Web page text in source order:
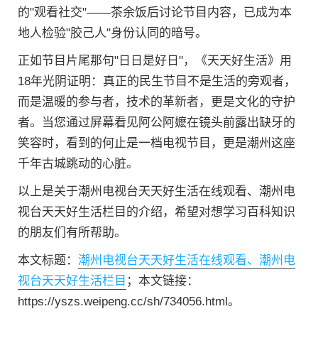
的"观看社交"——茶余饭后讨论节目内容，已成为本
地人检验"胶己人"身份认同的暗号。
正如节目片尾那句"日日是好日"，《天天好生活》用
18年光阴证明：真正的民生节目不是生活的旁观者，
而是温暖的参与者，技术的革新者，更是文化的守护
者。当您通过屏幕看见阿公阿嬷在镜头前露出缺牙的
笑容时，看到的何止是一档电视节目，更是潮州这座
千年古城跳动的心脏。
以上是关于潮州电视台天天好生活在线观看、潮州电
视台天天好生活栏目的介绍，希望对想学习百科知识
的朋友们有所帮助。
本文标题： 潮州电视台天天好生活在线观看、潮州电
视台天天好生活栏目 ；本文链接：
https://yszs.weipeng.cc/sh/734056.html。